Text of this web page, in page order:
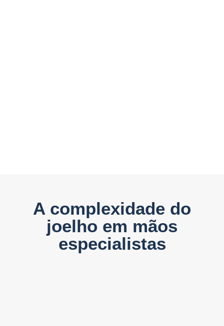
A complexidade do
joelho em mãos
especialistas